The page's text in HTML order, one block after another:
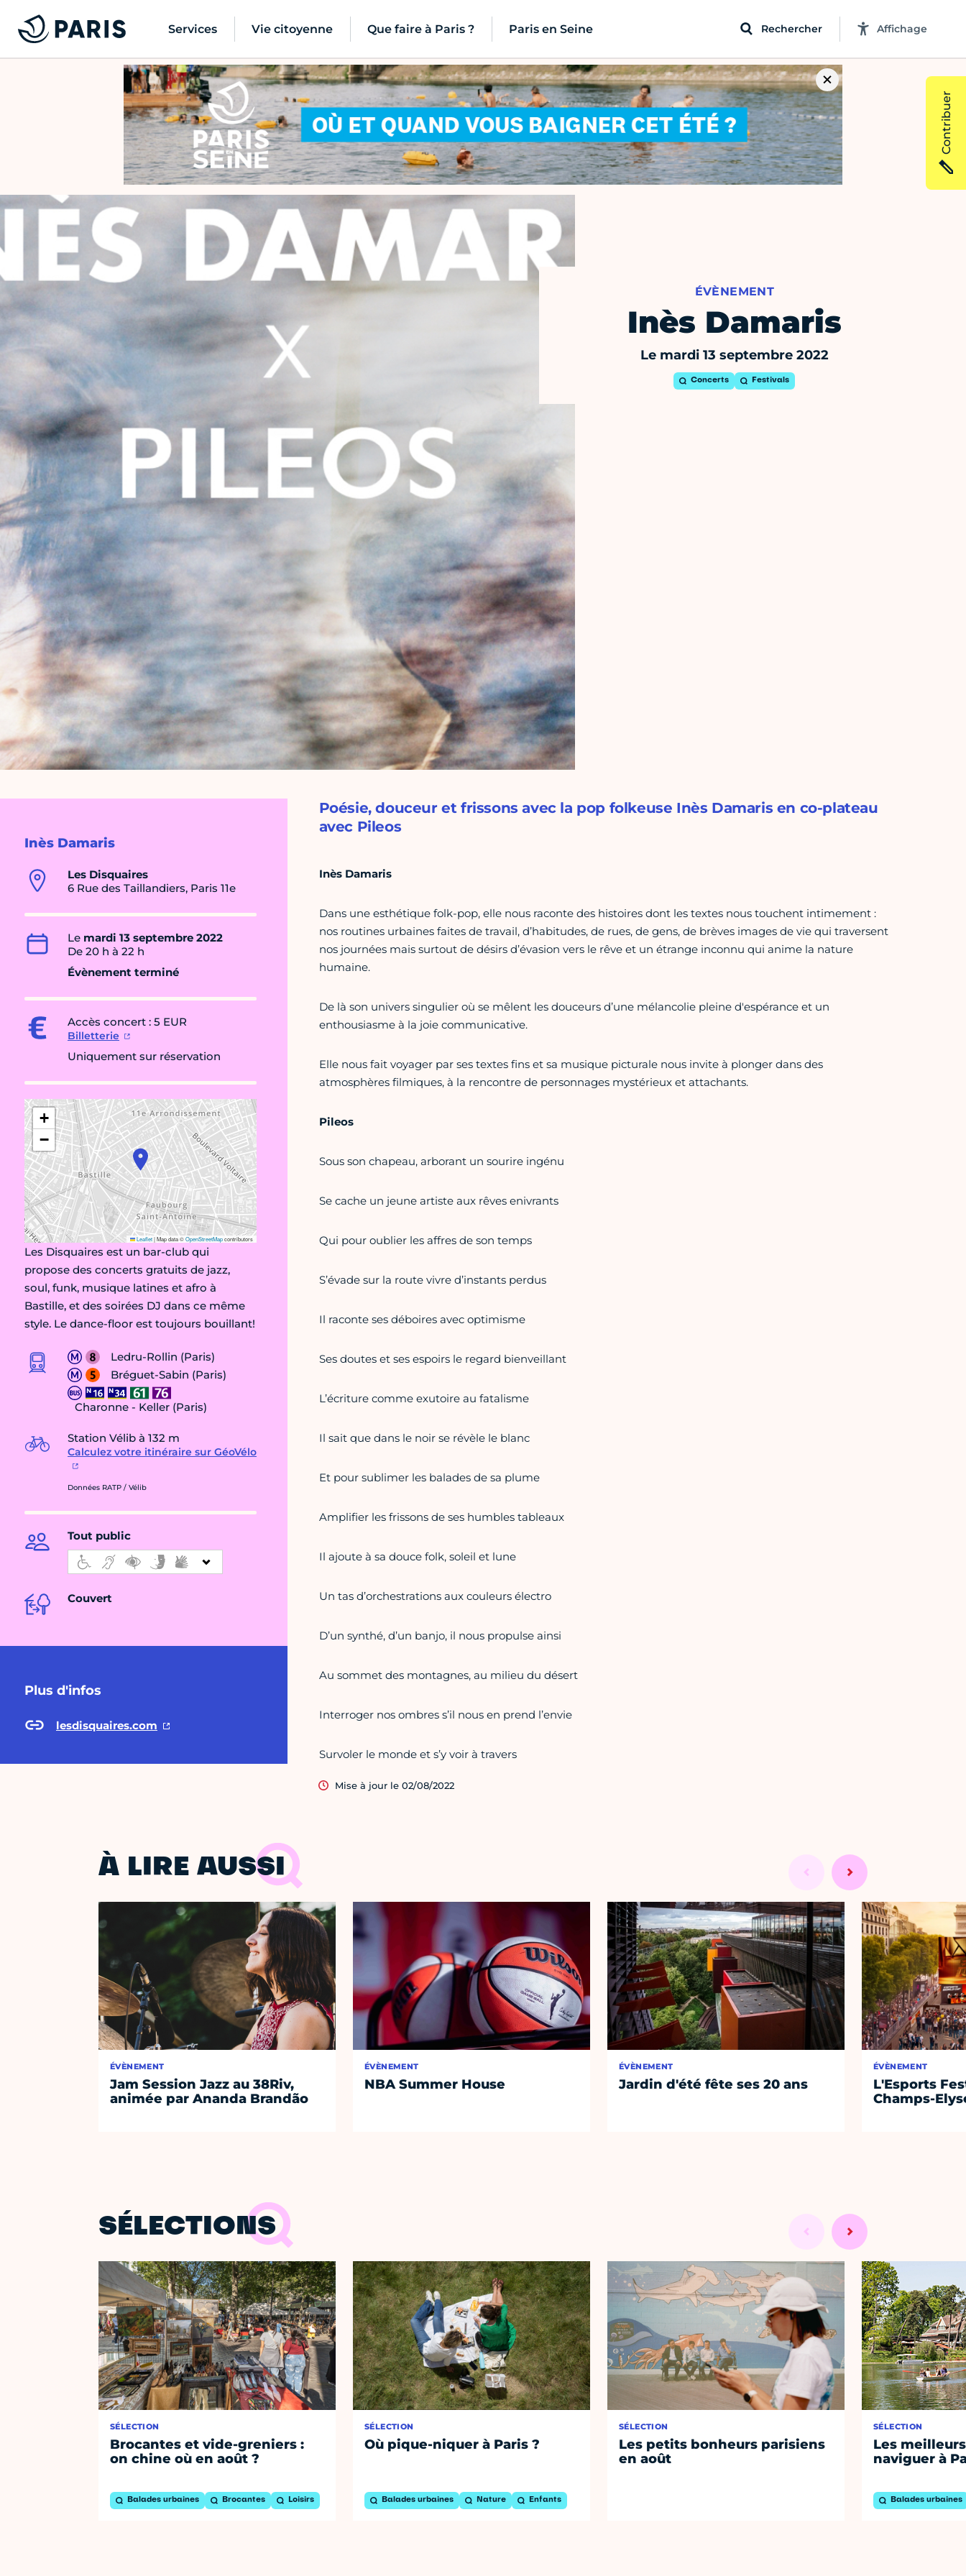
Services Vie citoyenne Que faire à Paris ? Paris en Seine Rechercher Affichage
ÉVÈNEMENT
Inès Damaris
Le mardi 13 septembre 2022
Concerts Festivals
Inès Damaris
Les Disquaires
6 Rue des Taillandiers, Paris 11e
Le mardi 13 septembre 2022
De 20 h à 22 h
Évènement terminé
Accès concert : 5 EUR
Billetterie
Uniquement sur réservation
+
−
Leaflet|Map data ©OpenStreetMapcontributors
Les Disquaires est un bar-club qui
propose des concerts gratuits de jazz,
soul, funk, musique latines et afro à
Bastille, et des soirées DJ dans ce même
style. Le dance-floor est toujours bouillant!
Ledru-Rollin (Paris)
Bréguet-Sabin (Paris)
Charonne - Keller (Paris)
Station Vélib à 132 m
Calculez votre itinéraire sur GéoVélo
Données RATP / Vélib
Tout public
Couvert
Plus d'infos
lesdisquaires.com
Poésie, douceur et frissons avec la pop folkeuse Inès Damaris en co-plateau
avec Pileos
Inès Damaris
Dans une esthétique folk-pop, elle nous raconte des histoires dont les textes nous touchent intimement :
nos routines urbaines faites de travail, d’habitudes, de rues, de gens, de brèves images de vie qui traversent
nos journées mais surtout de désirs d’évasion vers le rêve et un étrange inconnu qui anime la nature
humaine.
De là son univers singulier où se mêlent les douceurs d’une mélancolie pleine d'espérance et un
enthousiasme à la joie communicative.
Elle nous fait voyager par ses textes fins et sa musique picturale nous invite à plonger dans des
atmosphères filmiques, à la rencontre de personnages mystérieux et attachants.
Pileos
Sous son chapeau, arborant un sourire ingénu
Se cache un jeune artiste aux rêves enivrants
Qui pour oublier les affres de son temps
S’évade sur la route vivre d’instants perdus
Il raconte ses déboires avec optimisme
Ses doutes et ses espoirs le regard bienveillant
L’écriture comme exutoire au fatalisme
Il sait que dans le noir se révèle le blanc
Et pour sublimer les balades de sa plume
Amplifier les frissons de ses humbles tableaux
Il ajoute à sa douce folk, soleil et lune
Un tas d’orchestrations aux couleurs électro
D’un synthé, d’un banjo, il nous propulse ainsi
Au sommet des montagnes, au milieu du désert
Interroger nos ombres s’il nous en prend l’envie
Survoler le monde et s’y voir à travers
Mise à jour le 02/08/2022
À LIRE AUSSI
ÉVÈNEMENT
Jam Session Jazz au 38Riv,
animée par Ananda Brandão
ÉVÈNEMENT
NBA Summer House
ÉVÈNEMENT
Jardin d'été fête ses 20 ans
ÉVÈNEMENT
L'Esports
Champs-
SÉLECTIONS
SÉLECTION
Brocantes et vide-greniers :
on chine où en août ?
Balades urbaines Brocantes Loisirs
SÉLECTION
Où pique-niquer à Paris ?
Balades urbaines Nature Enfants
SÉLECTION
Les petits bonheurs parisiens
en août
SÉLECTION
Les
naviguer à
Balades urbaines
Contribuer